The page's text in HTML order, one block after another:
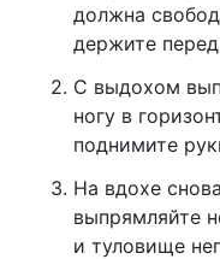
должна
держите
С выдохом
ногу в
поднимите
На вдохе
выпрямляйте
и туловище